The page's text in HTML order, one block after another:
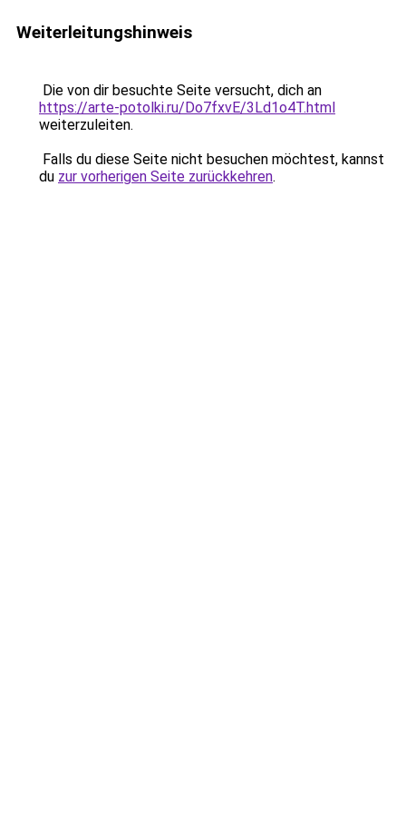
Weiterleitungshinweis
Die von dir besuchte Seite versucht, dich an
https://arte-potolki.ru/Do7fxvE/3Ld1o4T.html
weiterzuleiten.
Falls du diese Seite nicht besuchen möchtest, kannst
du zur vorherigen Seite zurückkehren.